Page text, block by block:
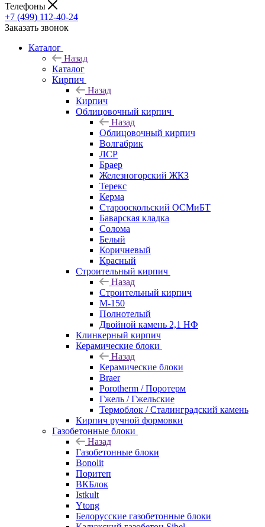
Телефоны
+7 (499) 112-40-24
Заказать звонок
Каталог
Назад
Каталог
Кирпич
Назад
Кирпич
Облицовочный кирпич
Назад
Облицовочный кирпич
Волгабрик
ЛСР
Браер
Железногорский ЖКЗ
Терекс
Керма
Старооскольский ОСМиБТ
Баварская кладка
Солома
Белый
Коричневый
Красный
Строительный кирпич
Назад
Строительный кирпич
М-150
Полнотелый
Двойной камень 2,1 НФ
Клинкерный кирпич
Керамические блоки
Назад
Керамические блоки
Braer
Porotherm / Поротерм
Гжель / Гжельские
Термоблок / Сталинградский камень
Кирпич ручной формовки
Газобетонные блоки
Назад
Газобетонные блоки
Bonolit
Поритеп
ВКБлок
Istkult
Ytong
Белорусские газобетонные блоки